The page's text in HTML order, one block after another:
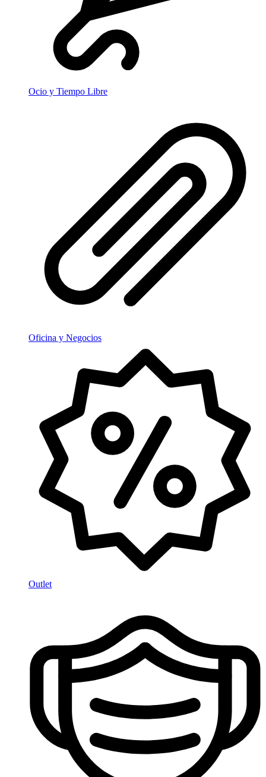
Ocio y Tiempo Libre
Oficina y Negocios
Outlet